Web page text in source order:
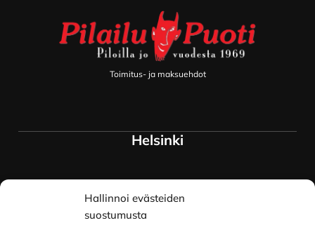
Hallinnoi evästeiden
suostumusta
Toimitus- ja maksuehdot
Helsinki
Myymälä ja keskusvarasto
Siltavuorenranta 18
00170 Helsinki